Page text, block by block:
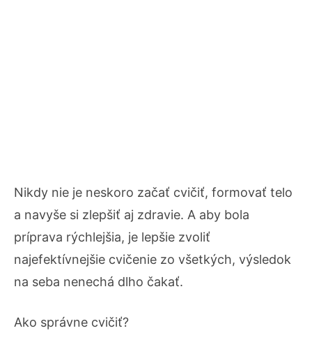
Nikdy nie je neskoro začať cvičiť, formovať telo
a navyše si zlepšiť aj zdravie. A aby bola
príprava rýchlejšia, je lepšie zvoliť
najefektívnejšie cvičenie zo všetkých, výsledok
na seba nenechá dlho čakať.
Ako správne cvičiť?